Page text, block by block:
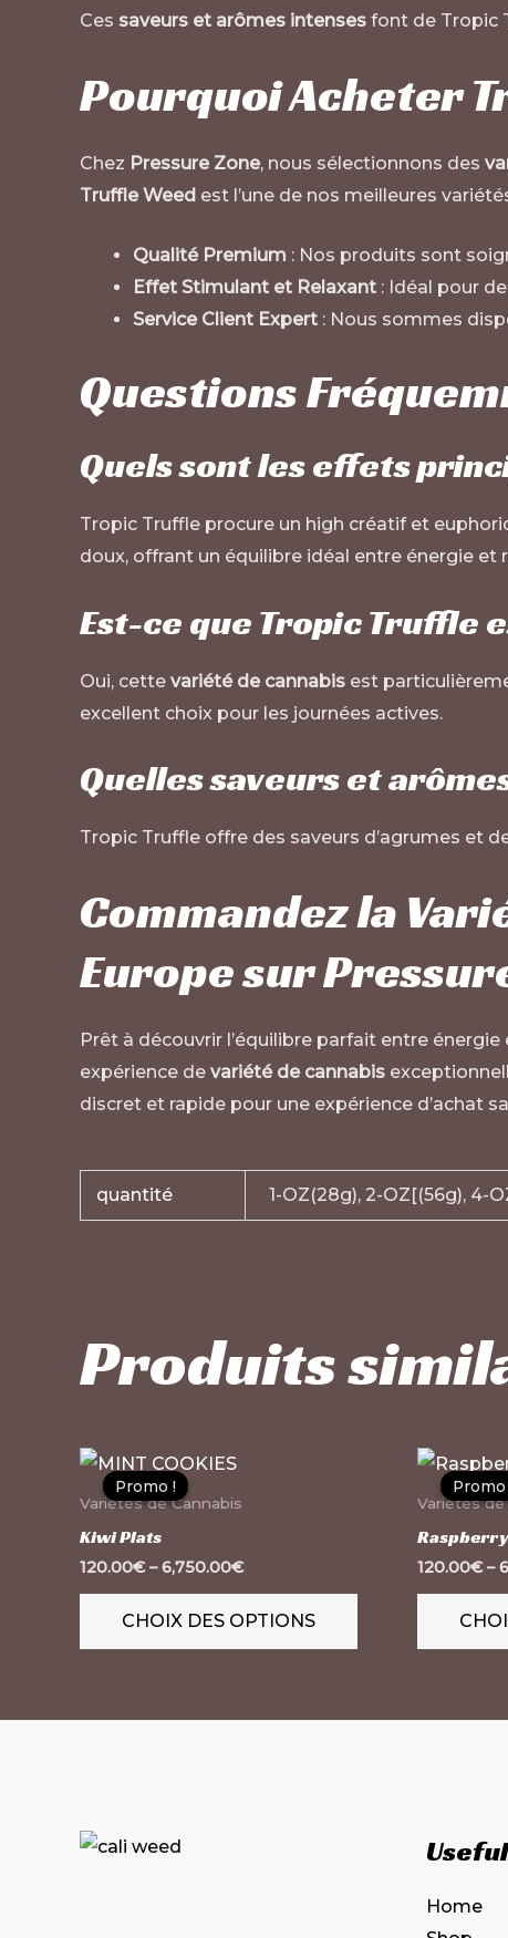
Ces saveurs et arômes intenses font de Tropic
Pourquoi Acheter
Chez Pressure Zone, nous sélectionnons des
Truffle Weed est l’une de nos meilleures
Qualité Premium : Nos produits sont
Effet Stimulant et Relaxant : Idéal pour
Service Client Expert : Nous sommes
Questions
Quels sont les effets
Tropic Truffle procure un high créatif et
doux, offrant un équilibre idéal entre énergie et
Est-ce que Tropic Truffle
Oui, cette variété de cannabis est
excellent choix pour les journées actives.
Quelles saveurs et
Tropic Truffle offre des saveurs d’agrumes et
Commandez la
Europe sur
Prêt à découvrir l’équilibre parfait entre
expérience de variété de cannabis
discret et rapide pour une expérience d’achat
quantité 1-OZ(28g), 2-OZ[(56g), 4-
Produits
Promo !
Promo !
Variétés de Cannabis
Kiwi Plats
120.00€–6,750.00€
CHOIX DES OPTIONS
produit
plusieurs
variations.
options
être
Promo
Promo
Variétés de
120.00€–
Home